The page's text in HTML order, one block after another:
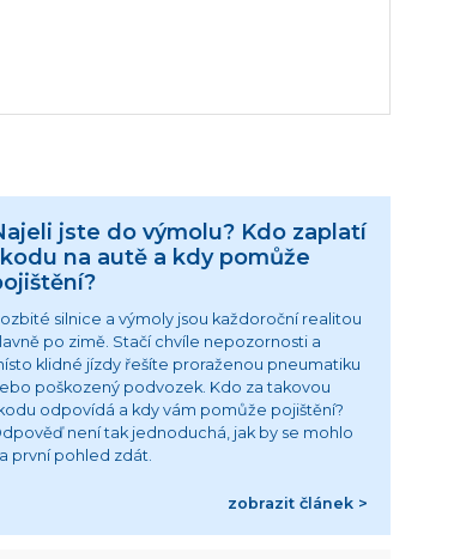
jste do výmolu? Kdo zaplatí
na autě a kdy pomůže
silnice a výmoly jsou každoroční realitou
po zimě. Stačí chvíle nepozornosti a
klidné jízdy řešíte proraženou pneumatiku
poškozený podvozek. Kdo za takovou
odpovídá a kdy vám pomůže pojištění?
není tak jednoduchá, jak by se mohlo
první pohled zdát.
zobrazit článek >